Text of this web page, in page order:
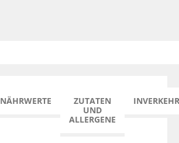
NÄHRWERTE
ZUTATEN
UND
ALLERGENE